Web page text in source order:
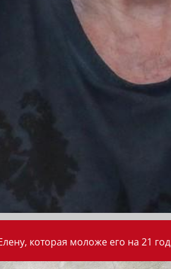
которая моложе его на 21 год